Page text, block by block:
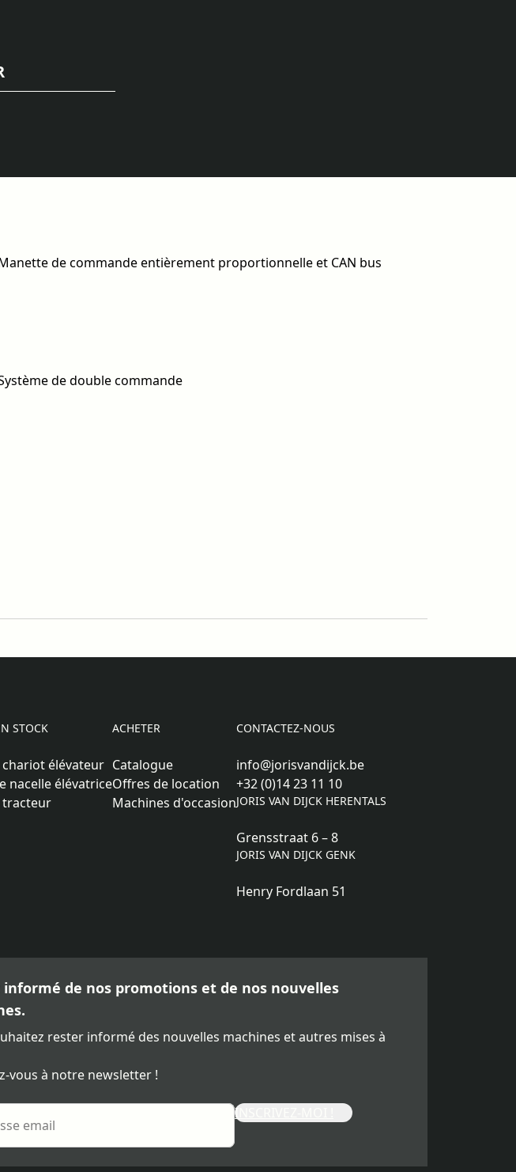
STOCK
élévateur
nacelle élévatrice
tracteur
ACHETER
Catalogue
Offres de location
Machines d'occasion
CONTACTEZ-NOUS
info@jorisvandijck.be
+32 (0)14 23 11 10
JORIS VAN DIJCK HERENTALS
Grensstraat 6 – 8
JORIS VAN DIJCK GENK
Henry Fordlaan 51
informé de nos promotions et de nos nouvelles
rester informé des nouvelles machines et autres mises à
vous à notre newsletter !
INSCRIVEZ-MOI !